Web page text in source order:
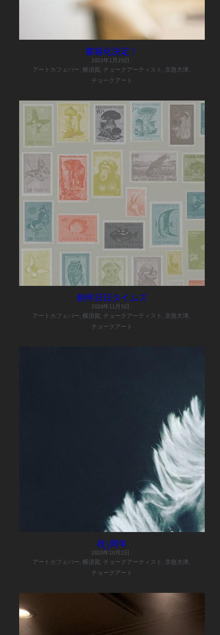
書籍化決定！
2022年1月25日 ·
アートカフェバー, 横須賀, チョークアーティスト,
京急大津,
チョークアート
創年日日タイムズ
2020年11月5日 ·
アートカフェバー, 横須賀, チョークアーティスト, 京急大津,
チョークアート
祝3周年
2020年10月2日 ·
アートカフェバー, 横須賀, チョークアーティスト, 京急大津,
チョークアート